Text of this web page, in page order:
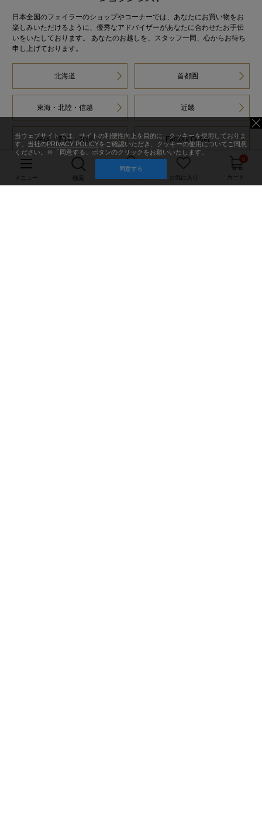
日本全国のフェイラーのショップやコーナーでは、あなたにお買い物をお
楽しみいただけるように、優秀なアドバイザーがあなたに合わせたお手伝
いをいたしております。 あなたのお越しを、スタッフ一同、心からお待ち
申し上げております。
北海道 首都圏
東海・北陸・信越 近畿
中国・四国・九州 Factory Outlet
メニュー 検索 お気に入り
0
カート
当ウェブサイトでは、サイトの利便性向上を目的に、クッキーを使用しておりま
す。当社のPRIVACY POLICYをご確認いただき、クッキーの使用についてご同意
ください。※「同意する」ボタンのクリックをお願いいたします。
同意する